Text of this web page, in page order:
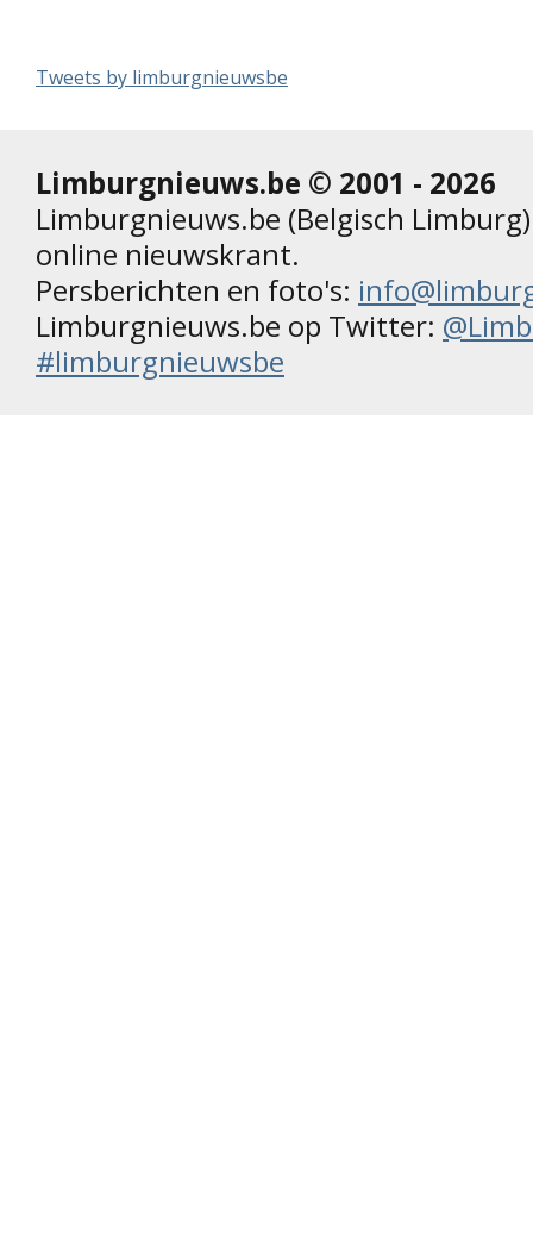
Tweets by limburgnieuwsbe
Limburgnieuws.be © 2001 - 2026
Limburgnieuws.be (Belgisch
online nieuwskrant.
Persberichten en foto's:
Limburgnieuws.be op Twitter:
#limburgnieuwsbe